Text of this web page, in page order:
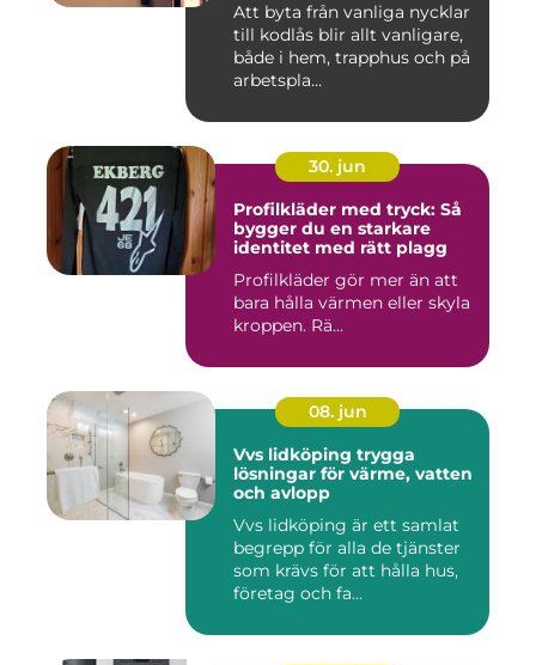
Att byta från vanliga nycklar
till kodlås blir allt vanligare,
både i hem, trapphus och på
arbetspla...
30. jun
Profilkläder med tryck: Så
bygger du en starkare
identitet med rätt plagg
Profilkläder gör mer än att
bara hålla värmen eller skyla
kroppen. Rä...
08. jun
Vvs lidköping trygga
lösningar för värme, vatten
och avlopp
Vvs lidköping är ett samlat
begrepp för alla de tjänster
som krävs för att hålla hus,
företag och fa...